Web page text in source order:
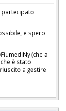
partecipato
e spero
(che a
è stato
a gestire